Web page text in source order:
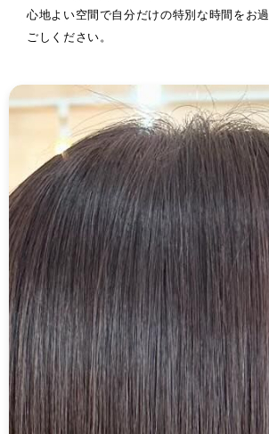
心地よい空間で自分だけの特別な時間をお過
ごしください。